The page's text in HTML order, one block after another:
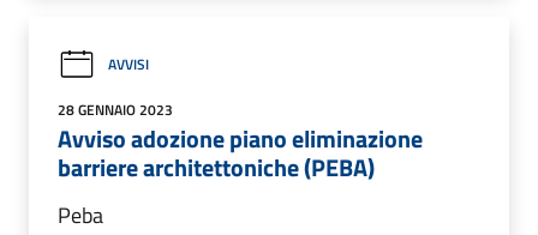
AVVISI
28 GENNAIO 2023
Avviso adozione piano eliminazione
barriere architettoniche (PEBA)
Peba